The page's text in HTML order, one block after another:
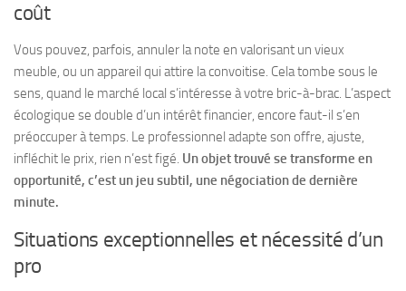
coût
Vous pouvez, parfois, annuler la note en valorisant un vieux
meuble, ou un appareil qui attire la convoitise. Cela tombe sous le
sens, quand le marché local s’intéresse à votre bric-à-brac. L’aspect
écologique se double d’un intérêt financier, encore faut-il s’en
préoccuper à temps. Le professionnel adapte son offre, ajuste,
infléchit le prix, rien n’est figé. Un objet trouvé se transforme en
opportunité, c’est un jeu subtil, une négociation de dernière
minute.
Situations exceptionnelles et nécessité d’un
pro